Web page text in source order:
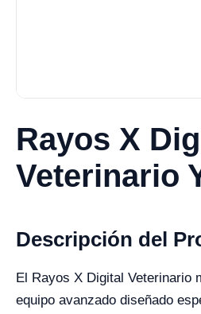
Rayos X
Veterinario
Descripción del
El Rayos X Digital Veterinario
equipo avanzado diseñado